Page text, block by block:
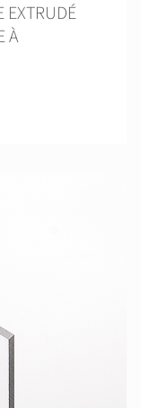
EXTRUDÉ
À